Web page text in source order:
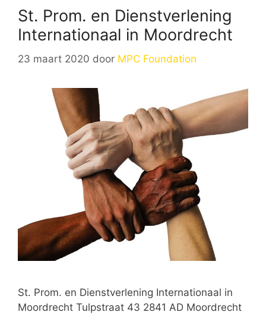
St. Prom. en Dienstverlening
Internationaal in Moordrecht
23 maart 2020 door MPC Foundation
St. Prom. en Dienstverlening Internationaal in
Moordrecht Tulpstraat 43 2841 AD Moordrecht